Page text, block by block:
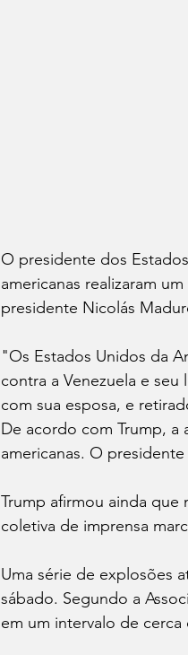
O presidente dos
americanas realizaram
presidente Nicolás
"Os Estados Unidos da
contra a Venezuela e
com sua esposa, e
De acordo com Trump,
americanas. O
Trump afirmou ainda
coletiva de imprensa
Uma série de explosões
sábado. Segundo a
em um intervalo de cerca